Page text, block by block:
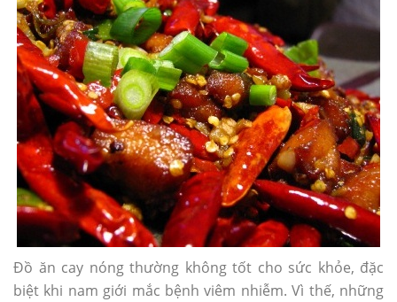
Đồ ăn cay nóng thường không tốt cho sức khỏe, đặc
biệt khi nam giới mắc bệnh viêm nhiễm. Vì thế, những